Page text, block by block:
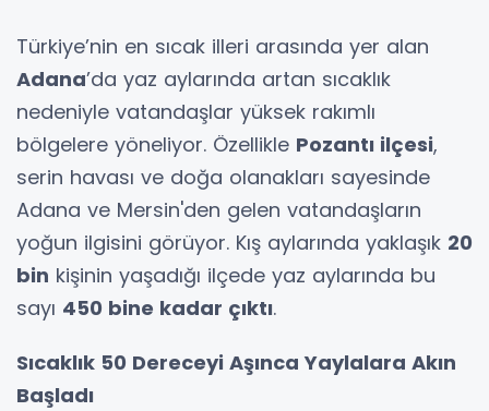
Türkiye’nin en sıcak illeri arasında yer alan
Adana’da yaz aylarında artan sıcaklık
nedeniyle vatandaşlar yüksek rakımlı
bölgelere yöneliyor. Özellikle Pozantı ilçesi,
serin havası ve doğa olanakları sayesinde
Adana ve Mersin'den gelen vatandaşların
yoğun ilgisini görüyor. Kış aylarında yaklaşık 20
bin kişinin yaşadığı ilçede yaz aylarında bu
sayı 450 bine kadar çıktı.
Sıcaklık 50 Dereceyi Aşınca Yaylalara Akın
Başladı